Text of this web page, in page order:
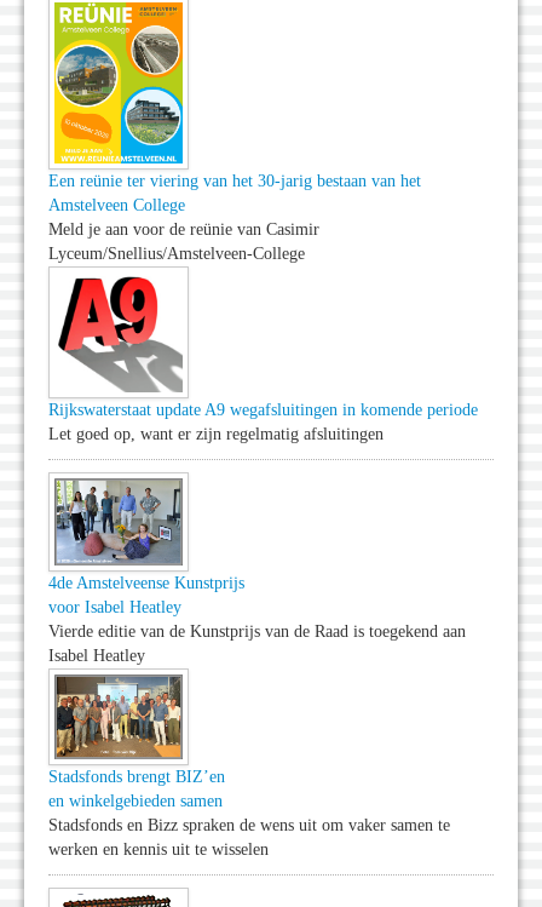
Een reünie ter viering van het 30-jarig bestaan van het
Amstelveen College
Meld je aan voor de reünie van Casimir
Lyceum/Snellius/Amstelveen-College
Rijkswaterstaat update A9 wegafsluitingen in komende periode
Let goed op, want er zijn regelmatig afsluitingen
4de Amstelveense Kunstprijs
voor Isabel Heatley
Vierde editie van de Kunstprijs van de Raad is toegekend aan
Isabel Heatley
Stadsfonds brengt BIZ’en
en winkelgebieden samen
Stadsfonds en Bizz spraken de wens uit om vaker samen te
werken en kennis uit te wisselen